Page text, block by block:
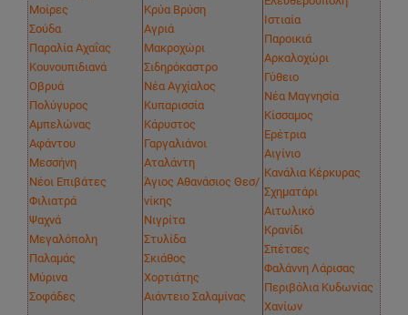
Μοίρες
Σούδα
Παραλία Αχαΐας
Κουνουπιδιανά
Οβρυά
Πολύγυρος
Αμπελώνας
Αφάντου
Μεσσήνη
Νέοι Επιβάτες
Φιλιατρά
Ψαχνά
Μεγαλόπολη
Παλαμάς
Μύρινα
Σοφάδες
Κρύα Βρύση
Αγριά
Μακροχώρι
Σιδηρόκαστρο
Νέα Αγχίαλος
Κυπαρισσία
Κάρυστος
Γαργαλιάνοι
Αταλάντη
Άγιος Αθανάσιος Θεσ/
νίκης
Νιγρίτα
Στυλίδα
Σκιάθος
Χορτιάτης
Αιάντειο Σαλαμίνας
Ιστιαία
Παροικιά
Αρκαλοχώρι
Γύθειο
Νέα Μαγνησία
Κίσσαμος
Ερέτρια
Αιγίνιο
Κανάλια Κέρκυρας
Σχηματάρι
Αιτωλικό
Κρανίδι
Σπέτσες
Φαλάννη Λάρισας
Περιβόλια Κυδωνίας
Χανίων